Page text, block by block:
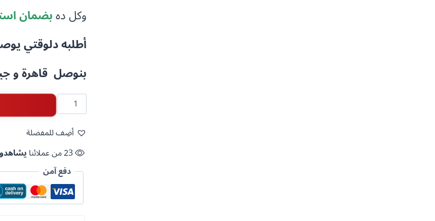
وكل دهبضمان
أطلبه دلوقتي
بنوصل قاهرة و
كمية
كرتونة
أسواني
جيزة
موسم
أضِف للمفضلة
دفع آمن